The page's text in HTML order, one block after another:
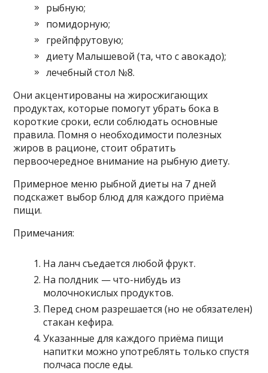
рыбную;
помидорную;
грейпфрутовую;
диету Малышевой (та, что с авокадо);
лечебный стол №8.
Они акцентированы на жиросжигающих
продуктах, которые помогут убрать бока в
короткие сроки, если соблюдать основные
правила. Помня о необходимости полезных
жиров в рационе, стоит обратить
первоочередное внимание на рыбную диету.
Примерное меню рыбной диеты на 7 дней
подскажет выбор блюд для каждого приёма
пищи.
Примечания:
На ланч съедается любой фрукт.
На полдник — что-нибудь из
молочнокислых продуктов.
Перед сном разрешается (но не обязателен)
стакан кефира.
Указанные для каждого приёма пищи
напитки можно употреблять только спустя
полчаса после еды.